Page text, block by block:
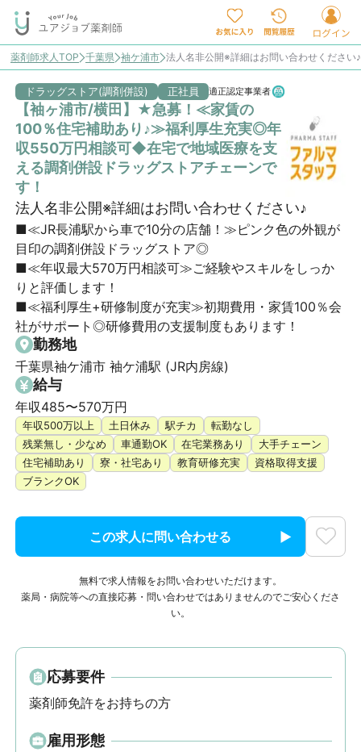
薬剤師求人TOP 千葉県 袖ケ浦市 法人名非公開※詳細はお問い合わせください
ドラッグストア(調剤併設) 正社員 適正認定事業者
【袖ヶ浦市/横田】★急募！≪家賃の
100％住宅補助あり♪≫福利厚生充実◎年
収550万円相談可◆在宅で地域医療を支
える調剤併設ドラッグストアチェーンで
す！
法人名非公開※詳細はお問い合わせください♪
■≪JR長浦駅から車で10分の店舗！≫ピンク色の外観が
目印の調剤併設ドラッグストア◎
■≪年収最大570万円相談可≫ご経験やスキルをしっか
りと評価します！
■≪福利厚生+研修制度が充実≫初期費用・家賃100％会
社がサポート◎研修費用の支援制度もあります！
勤務地
千葉県袖ケ浦市 袖ケ浦駅 (JR内房線)
給与
年収485〜570万円
年収500万以上 土日休み 駅チカ
転勤なし
残業無し・少なめ
車通勤OK 在宅業務あり
大手チェーン
住宅補助あり
寮・社宅あり 教育研修充実
資格取得支援
ブランクOK
この求人に問い合わせる
無料で求人情報をお問い合わせいただけます。
薬局・病院等への直接応募・問い合わせではありませんのでご安心くださ
い。
応募要件
薬剤師免許をお持ちの方
雇用形態